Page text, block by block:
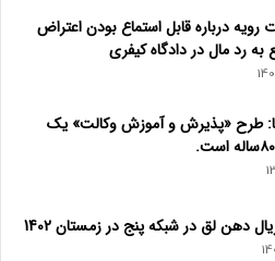
درباره قابل استماع بودن اعتراض
به رد مال در دادگاه کیفری
طرح «پذیرش و آموزش وکالت» یک
دهن لق در شبکه پنج در زمستان 1402